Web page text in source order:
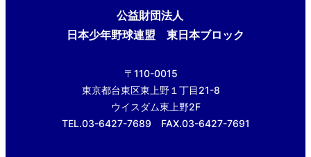
公益財団法人
日本少年野球連盟 東日本ブロック
〒110-0015
東京都台東区東上野１丁目21-8
ウイスダム東上野2F
TEL.03-6427-7689 FAX.03-6427-7691